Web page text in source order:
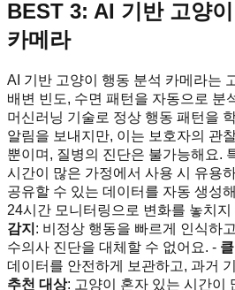
BEST 3: AI 기반 고양
카메라
AI 기반 고양이 행동 분석 카메라는
배변 빈도, 수면 패턴을 자동으로 분
머신러닝 기술로 정상 행동 패턴을
알림을 보내지만, 이는 보호자의 관
뿐이며, 질병의 진단은 불가능해요.
시간이 많은 가정에서 사용 시 유용
공유할 수 있는 데이터를 자동 생성
24시간 모니터링으로 변화를 놓치지
감지 : 비정상 행동을 빠르게 인식하
수의사 진단을 대체할 수 없어요. -
데이터를 안전하게 보관하고, 과거
추천 대상: 고양이 혼자 있는 시간이